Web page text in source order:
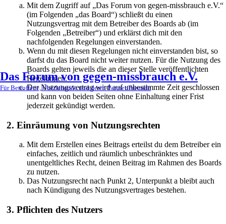
Das Forum von gegen-missbrauch e.V.
Für Betroffene, Überlebende und deren Partner/Freunde
Mit dem Zugriff auf „Das Forum von gegen-missbrauch e.V.“
(im Folgenden „das Board“) schließt du einen
Nutzungsvertrag mit dem Betreiber des Boards ab (im
Folgenden „Betreiber“) und erklärst dich mit den
nachfolgenden Regelungen einverstanden.
Wenn du mit diesen Regelungen nicht einverstanden bist, so
darfst du das Board nicht weiter nutzen. Für die Nutzung des
Boards gelten jeweils die an dieser Stelle veröffentlichten
Regelungen.
Der Nutzungsvertrag wird auf unbestimmte Zeit geschlossen
und kann von beiden Seiten ohne Einhaltung einer Frist
jederzeit gekündigt werden.
2. Einräumung von Nutzungsrechten
Mit dem Erstellen eines Beitrags erteilst du dem Betreiber ein
einfaches, zeitlich und räumlich unbeschränktes und
unentgeltliches Recht, deinen Beitrag im Rahmen des Boards
zu nutzen.
Das Nutzungsrecht nach Punkt 2, Unterpunkt a bleibt auch
nach Kündigung des Nutzungsvertrages bestehen.
3. Pflichten des Nutzers